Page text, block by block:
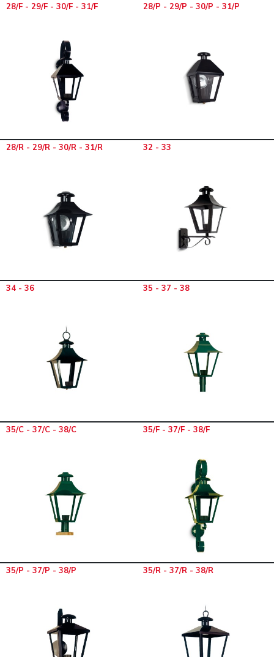
28/F - 29/F - 30/F - 31/F 28/P - 29/P - 30/P - 31/P
28/R - 29/R - 30/R - 31/R 32 - 33
34 - 36 35 - 37 - 38
35/C - 37/C - 38/C 35/F - 37/F - 38/F
35/P - 37/P - 38/P 35/R - 37/R - 38/R